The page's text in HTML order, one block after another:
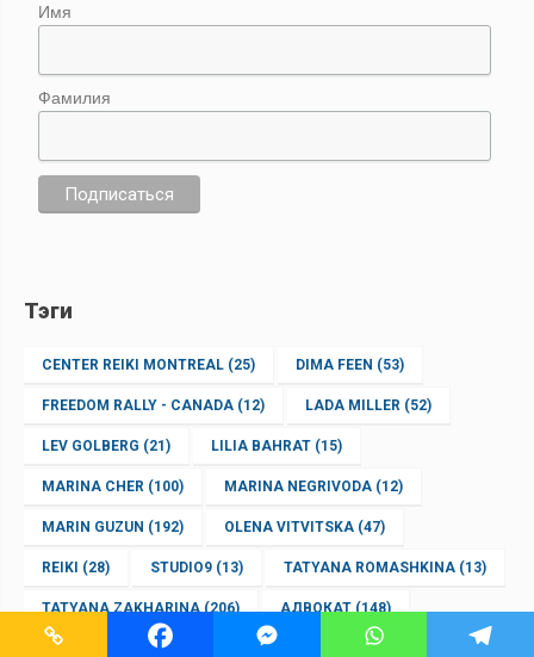
Имя
Фамилия
Тэги
CENTER REIKI MONTREAL (25) DIMA FEEN (53)
FREEDOM RALLY - CANADA (12) LADA MILLER (52)
LEV GOLBERG (21) LILIA BAHRAT (15)
MARINA CHER (100) MARINA NEGRIVODA (12)
MARIN GUZUN (192) OLENA VITVITSKA (47)
REIKI (28) STUDIO9 (13) TATYANA ROMASHKINA (13)
TATYANA ZAKHARINA(206) АДВОКАТ(148)
БРОКЕР ПО НЕДВИЖИМОСТИ (23)